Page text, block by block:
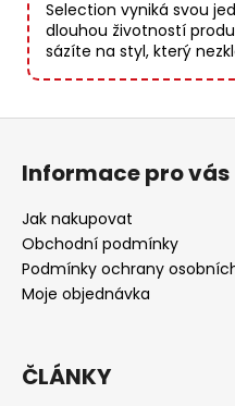
Selection vyniká svou
dlouhou životností
sázíte na styl, který
Informace pro vás
Jak nakupovat
Obchodní podmínky
Podmínky ochrany
Moje objednávka
ČLÁNKY